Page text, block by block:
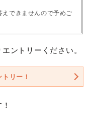
できませんので予めご
ントリーください。
リー！